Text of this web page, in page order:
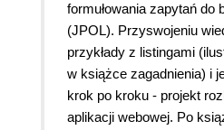
formułowania zapytań do
(JPOL). Przyswojeniu
przykłady z listingami
w książce zagadnienia) i
krok po kroku - projekt
aplikacji webowej. Po